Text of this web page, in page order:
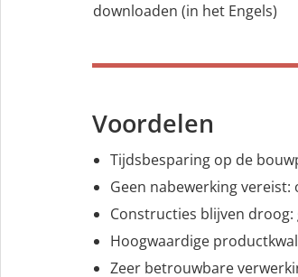
downloaden (in het Engels)
Voordelen
Tijdsbesparing op de
Geen nabewerking
Constructies blijven
Hoogwaardige
Zeer betrouwbare